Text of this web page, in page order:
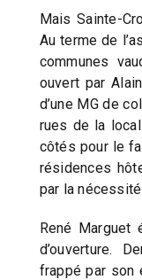
Mais Sainte-
Au terme de
communes
ouvert par
d’une MG de
rues de la
côtés pour le
résidences
par la
René Marguet
d’ouverture.
frappé par son